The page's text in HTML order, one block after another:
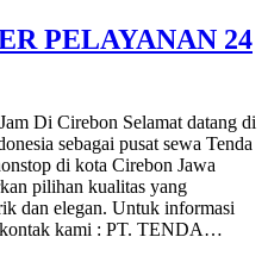
PELAYANAN 24
Di Cirebon Selamat datang di
sebagai pusat sewa Tenda
di kota Cirebon Jawa
pilihan kualitas yang
dan elegan. Untuk informasi
kontak kami : PT. TENDA…